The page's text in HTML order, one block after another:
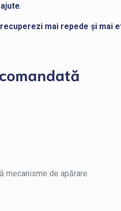
.
mai repede și mai
de apărare.